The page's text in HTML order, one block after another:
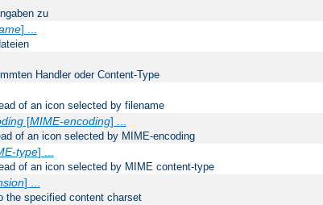
zu
] ...
Handler oder Content-Type
of an icon selected by filename
[MIME-encoding] ...
of an icon selected by MIME-encoding
type] ...
of an icon selected by MIME content-type
] ...
the specified content charset